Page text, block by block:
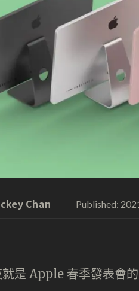
Chan Published:
就是 Apple 春季發表會